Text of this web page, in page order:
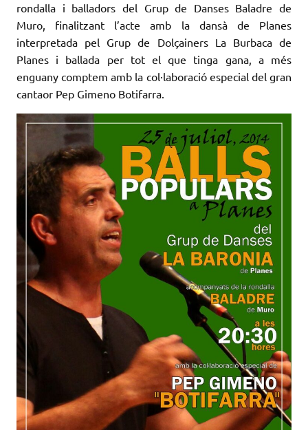
rondalla i balladors del Grup de Danses Baladre de
Muro, finalitzant l’acte amb la dansà de Planes
interpretada pel Grup de Dolçainers La Burbaca de
Planes i ballada per tot el que tinga gana, a més
enguany comptem amb la col·laboració especial del gran
cantaor Pep Gimeno Botifarra.